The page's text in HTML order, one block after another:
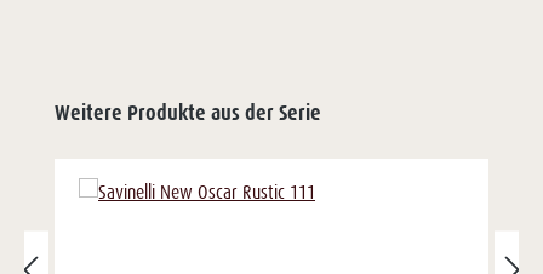
Weitere Produkte aus der Serie